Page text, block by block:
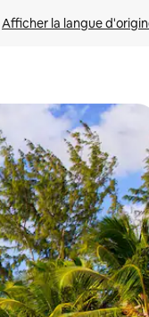
Afficher la langue